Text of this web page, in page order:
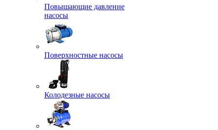
Повышающие давление
насосы
Поверхностные насосы
Колодезные насосы